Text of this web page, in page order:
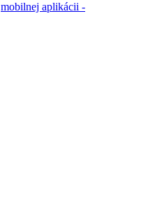
mobilnej aplikácii -